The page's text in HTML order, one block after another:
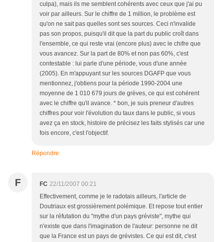
culpa), mais ils me semblent cohérents avec ceux que j'ai pu
voir par ailleurs. Sur le chiffre de 1 million, le problème est
qu'on ne sait pas quelles sont ses sources. Ceci n'invalide
pas son propos, puisqu'il dit que la part du public croît dans
l'ensemble, ce qui reste vrai (encore plus) avec le chifre que
vous avancez. Sur la part de 80% et non pas 60%, c'est
contestable : lui parle d'une période, vous d'une année
(2005). En m'appuyant sur les sources DGAFP que vous
mentionnez, j'obtiens pour la période 1990-2004 une
moyenne de 1 010 679 jours de grèves, ce qui est cohérent
avec le chiffre qu'il avance. * bon, je suis preneur d'autres
chiffres pour voir l'évolution du taux dans le public, si vous
avez ça en stock, histoire de précisez les faits stylisés car une
fois encore, c'est l'objectif.
Répondre
F FC 22/11/2007 00:21
Effectivement, comme je le radotais ailleurs, l'article de
Doutriaux est grossièrement polémique. Et repose tout entier
sur la réfutation du "mythe d'un pays gréviste", mythe qui
n'existe que dans l'imagination de l'auteur: personne ne dit
que la France est un pays de grévistes. Ce qui est dit, c'est